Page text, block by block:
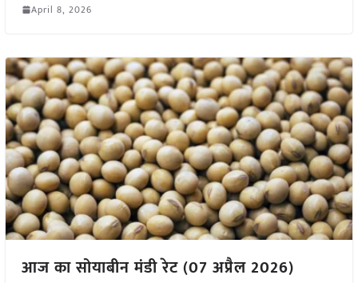
April 8, 2026
आज का सोयाबीन मंडी रेट (07 अप्रैल 2026)